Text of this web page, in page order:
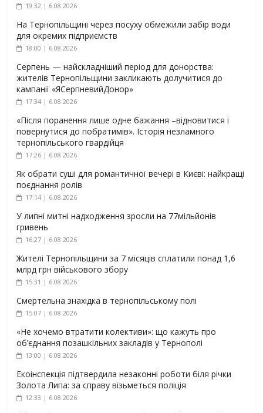
19:32 | 6.08.2026
На Тернопільщині через посуху обмежили забір води
для окремих підприємств
18:00 | 6.08.2026
Серпень — найскладніший період для донорства:
жителів Тернопільщини закликають долучитися до
кампанії «ЯСерпневийДонор»
17:34 | 6.08.2026
«Після поранення лише одне бажання –відновитися і
повернутися до побратимів». Історія незламного
тернопільського гвардійця
17:26 | 6.08.2026
Як обрати суші для романтичної вечері в Києві: найкращі
поєднання ролів
17:14 | 6.08.2026
У липні митні надходження зросли на 77мільйонів
гривень
16:27 | 6.08.2026
Жителі Тернопільщини за 7 місяців сплатили понад 1,6
млрд грн військового збору
15:31 | 6.08.2026
Смертельна знахідка в тернопільському полі
15:07 | 6.08.2026
«Не хочемо втратити колективи»: що кажуть про
об’єднання позашкільних закладів у Тернополі
13:00 | 6.08.2026
Екоінспекція підтвердила незаконні роботи біля річки
Золота Липа: за справу візьметься поліція
12:33 | 6.08.2026